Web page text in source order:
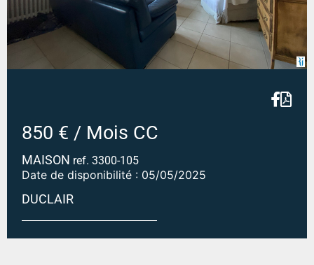
850 € / Mois CC
MAISON ref. 3300-105
Date de disponibilité : 05/05/2025
DUCLAIR